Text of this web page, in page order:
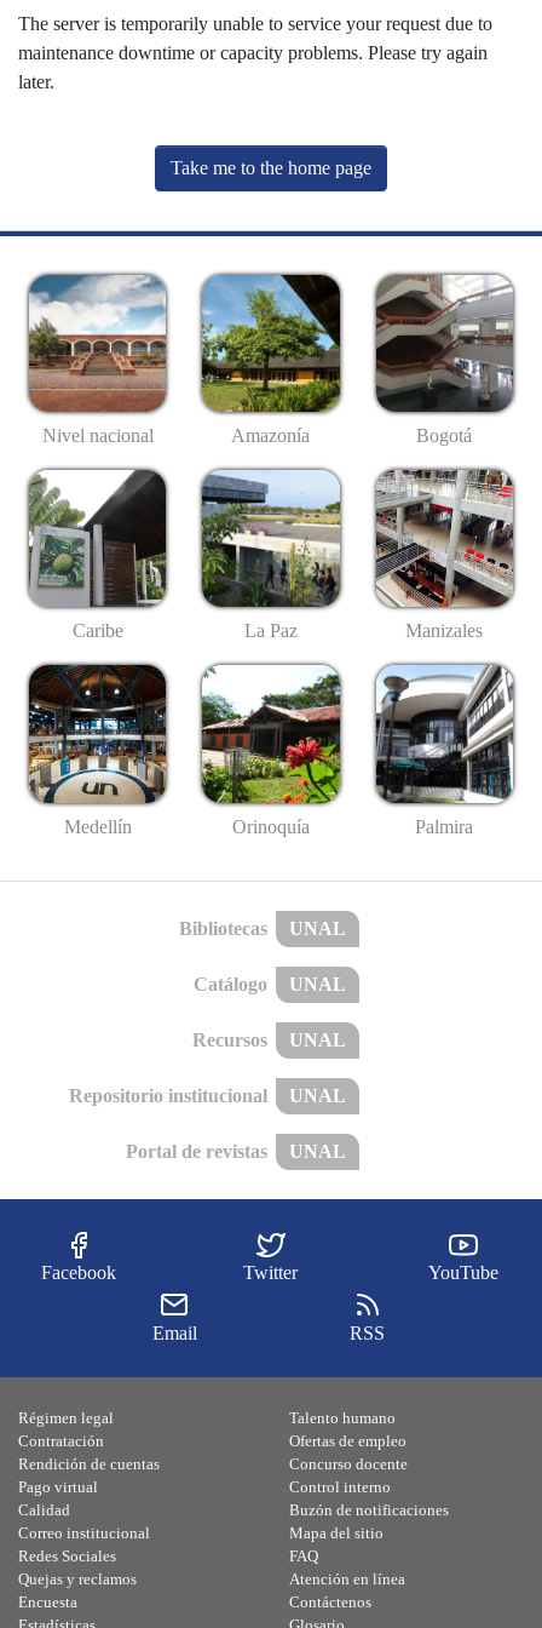
The server is temporarily unable to service your request due to
maintenance downtime or capacity problems. Please try again
later.
Take me to the home page
Nivel nacional Amazonía Bogotá
Caribe La Paz Manizales
Medellín Orinoquía Palmira
Bibliotecas UNAL
Catálogo UNAL
Recursos UNAL
Repositorio institucional UNAL
Portal de revistas UNAL
Facebook Twitter YouTube
Email RSS
Régimen legal
Contratación
Rendición de cuentas
Pago virtual
Calidad
Talento humano
Ofertas de empleo
Concurso docente
Control interno
Buzón de notificaciones
Correo institucional
Redes Sociales
Quejas y reclamos
Encuesta
Mapa del sitio
FAQ
Atención en línea
Contáctenos